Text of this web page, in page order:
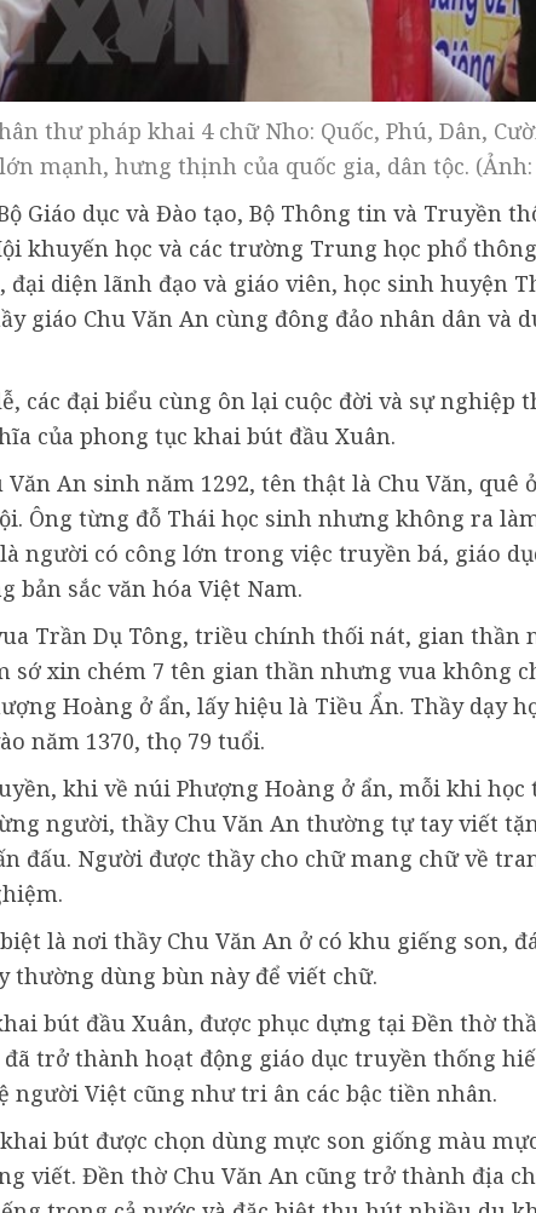
thư pháp khai 4 chữ Nho: Quốc, Phú, Dân,
lớn mạnh, hưng thịnh của quốc gia, dân tộc.
Giáo dục và Đào tạo, Bộ Thông tin và Truyền
khuyến học và các trường Trung học phổ
đại diện lãnh đạo và giáo viên, học sinh huyện
giáo Chu Văn An cùng đông đảo nhân dân và
các đại biểu cùng ôn lại cuộc đời và sự nghiệp
của phong tục khai bút đầu Xuân.
Văn An sinh năm 1292, tên thật là Chu Văn, quê
Ông từng đỗ Thái học sinh nhưng không ra
người có công lớn trong việc truyền bá, giáo
bản sắc văn hóa Việt Nam.
Trần Dụ Tông, triều chính thối nát, gian thần
sớ xin chém 7 tên gian thần nhưng vua không
Hoàng ở ẩn, lấy hiệu là Tiều Ẩn. Thầy dạy
năm 1370, thọ 79 tuổi.
khi về núi Phượng Hoàng ở ẩn, mỗi khi
người, thầy Chu Văn An thường tự tay viết
đấu. Người được thầy cho chữ mang chữ về
là nơi thầy Chu Văn An ở có khu giếng son,
thường dùng bùn này để viết chữ.
bút đầu Xuân, được phục dựng tại Đền thờ
đã trở thành hoạt động giáo dục truyền thống
người Việt cũng như tri ân các bậc tiền nhân.
bút được chọn dùng mực son giống màu
viết. Đền thờ Chu Văn An cũng trở thành địa